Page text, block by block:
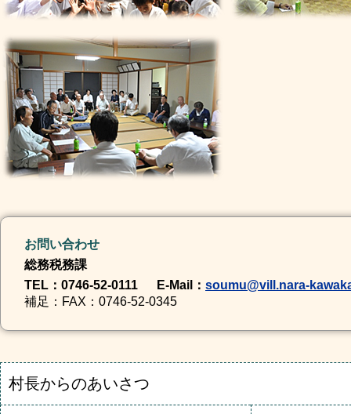
お問い合わせ
総務税務課
TEL ：0746-52-0111 E-Mail ： soumu@vill.nara-
補足 ：FAX：0746-52-0345
村長からのあいさつ